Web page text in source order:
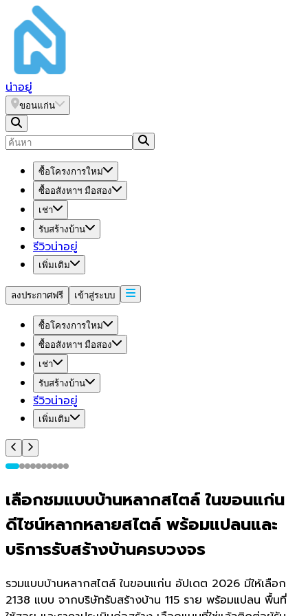
น่าอยู่
ขอนแก่น
ซื้อโครงการใหม่
ซื้ออสังหาฯ มือสอง
เช่า
รับสร้างบ้าน
รีวิวน่าอยู่
เพิ่มเติม
ลงประกาศฟรี เข้าสู่ระบบ
ซื้อโครงการใหม่
ซื้ออสังหาฯ มือสอง
เช่า
รับสร้างบ้าน
รีวิวน่าอยู่
เพิ่มเติม
เลือกชมแบบบ้านหลากสไตล์ ในขอนแก่น
ดีไซน์หลากหลายสไตล์ พร้อมแปลนและ
บริการรับสร้างบ้านครบวงจร
รวมแบบบ้านหลากสไตล์ ในขอนแก่น อัปเดต 2026 มีให้เลือก
2138 แบบ จากบริษัทรับสร้างบ้าน 115 ราย พร้อมแปลน พื้นที่